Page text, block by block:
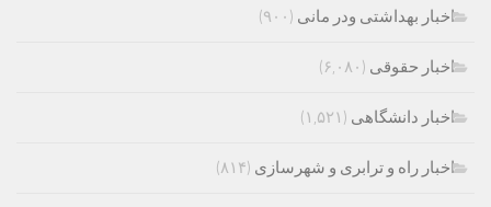
اخبار بهداشتی ودر مانی (۹۰۰)
اخبار حقوقی (۶,۰۸۰)
اخبار دانشگاهی (۱,۵۲۱)
اخبار راه و ترابری و شهرسازی (۸۱۴)